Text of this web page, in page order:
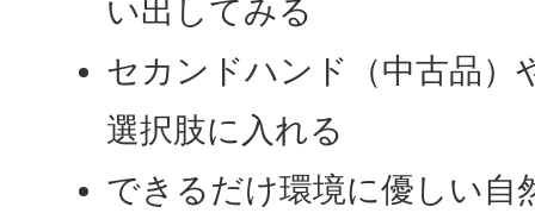
い出してみる
セカンドハンド（中古品）
選択肢に入れる
できるだけ環境に優しい自